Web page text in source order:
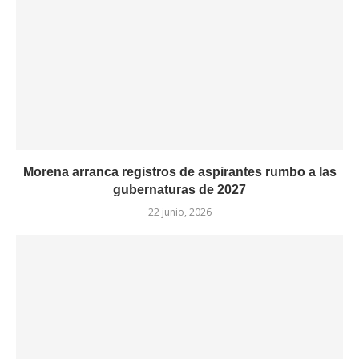
Morena arranca registros de aspirantes rumbo a las
gubernaturas de 2027
22 junio, 2026